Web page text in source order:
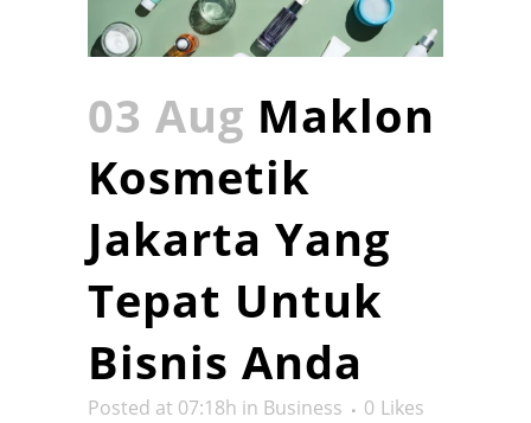
03 Aug Maklon
Kosmetik
Jakarta Yang
Tepat Untuk
Bisnis Anda
Posted at 07:18h in Business 0 Likes